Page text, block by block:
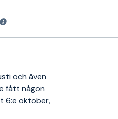
och även
fått någon
6:e oktober,